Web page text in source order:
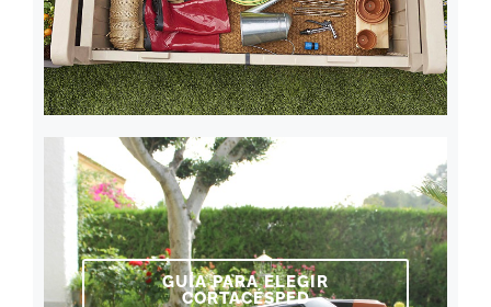
GUÍA PARA ELEGIR
CORTACÉSPED